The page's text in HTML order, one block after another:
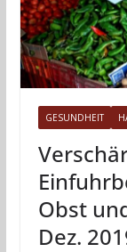
GESUNDHEIT
Obst
Dez.